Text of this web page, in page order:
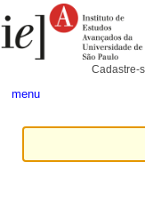
para
conteúdo.
Pessoais
Cadastre-
menu